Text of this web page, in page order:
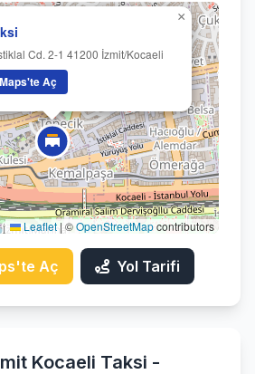
Cd. 2-1 41200 İzmit/Kocaeli
Aç
×
Leaflet | ©OpenStreetMapcontributors
Aç Yol Tarifi
Kocaeli Taksi -